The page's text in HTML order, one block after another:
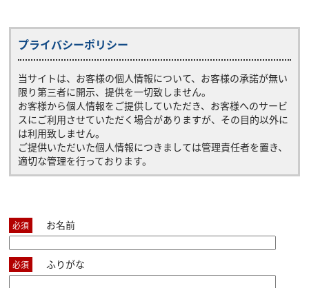
プライバシーポリシー
当サイトは、お客様の個人情報について、お客様の承諾が無い
限り第三者に開示、提供を一切致しません。
お客様から個人情報をご提供していただき、お客様へのサービ
スにご利用させていただく場合がありますが、その目的以外に
は利用致しません。
ご提供いただいた個人情報につきましては管理責任者を置き、
適切な管理を行っております。
必須 お名前
必須 ふりがな